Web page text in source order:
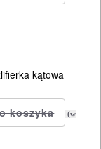
kątowa
(w